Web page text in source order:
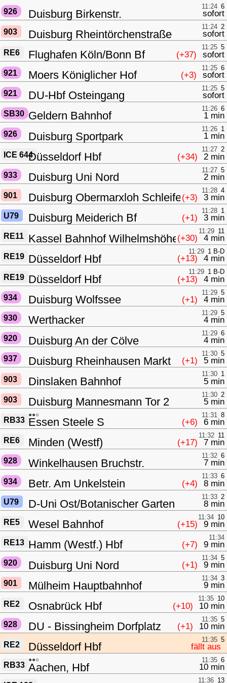
926 Duisburg Birkenstr. sofort
11:24 6
903 Duisburg Rheintörchenstraße sofort
11:24 2
RE6 Flughafen Köln/Bonn Bf (+37) sofort
11:25 5
921 Moers Königlicher Hof (+3) sofort
11:25 6
921 DU-Hbf Osteingang sofort
11:25 5
SB30 Geldern Bahnhof 1 min
11:26 6
926 Duisburg Sportpark 1 min
11:26 1
ICE 644Düsseldorf Hbf (+34) 2 min
11:27 2
933 Duisburg Uni Nord 2 min
11:27 5
901 Duisburg Obermarxloh Schleife (+3) 3 min
11:28 4
U79 Duisburg Meiderich Bf (+1) 3 min
11:28 1
RE11 Kassel Bahnhof Wilhelmshöhe(+30) 4 min
11:29 11
RE19 Düsseldorf Hbf (+13) 4 min
11:29 1 B-D
RE19 Düsseldorf Hbf (+13) 4 min
11:29 1 B-D
934 Duisburg Wolfssee (+1) 4 min
11:29 5
930 Werthacker 4 min
11:29 5
920 Duisburg An der Cölve 4 min
11:29 6
937 Duisburg Rheinhausen Markt (+1) 5 min
11:30 5
903 Dinslaken Bahnhof 5 min
11:30 1
903 Duisburg Mannesmann Tor 2 5 min
11:30 2
RB33
●●○
Essen Steele S (+6) 6 min
11:31 8
RE6 Minden (Westf) (+17) 7 min
11:32 11
928 Winkelhausen Bruchstr. 7 min
11:32 6
934 Betr. Am Unkelstein (+4) 8 min
11:33 6
U79 D-Uni Ost/Botanischer Garten 8 min
11:33 2
RE5 Wesel Bahnhof (+15) 9 min
11:34 10
RE13 Hamm (Westf.) Hbf (+7) 9 min
11:34
920 Duisburg Uni Nord (+1) 9 min
11:34 5
901 Mülheim Hauptbahnhof 9 min
11:34 3
RE2 Osnabrück Hbf (+10) 10 min
11:35 10
928 DU - Bissingheim Dorfplatz (+1) 10 min
11:35 5
RE2 Düsseldorf Hbf fällt aus
11:35 5
RB33
●●○
Aachen, Hbf 10 min
11:35 6
11:36 13